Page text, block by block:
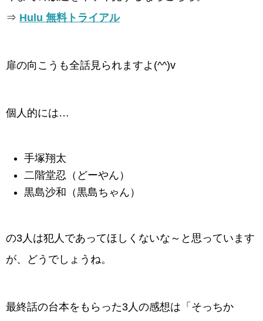
⇒ Hulu 無料トライアル
扉の向こうも全話見られますよ(^^)v
個人的には…
手塚翔太
二階堂忍（どーやん）
黒島沙和（黒島ちゃん）
の3人は犯人であってほしくないな～と思っています
が、どうでしょうね。
最終話の台本をもらった3人の感想は「そっちか